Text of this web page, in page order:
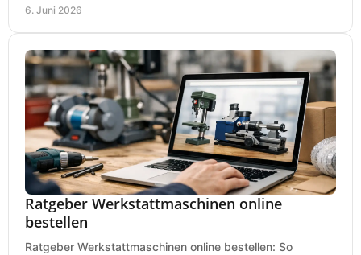
6. Juni 2026
Ratgeber Werkstattmaschinen online
bestellen
Ratgeber Werkstattmaschinen online bestellen: So